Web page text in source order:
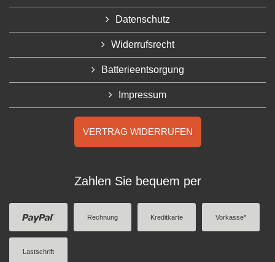
Datenschutz
Widerrufsrecht
Batterieentsorgung
Impressum
VERTRAG WIDERRUFEN
Zahlen Sie bequem per
Rechnung Kreditkarte Vorkasse*
Lastschrift